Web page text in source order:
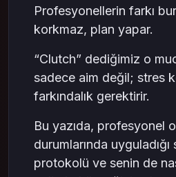
Profesyonellerin farkı
korkmaz, plan yapar.
“Clutch” dediğimiz o
sadece aim değil; stres
farkındalık gerektirir.
Bu yazıda, profesyonel
durumlarında uyguladığı
protokolü ve senin de